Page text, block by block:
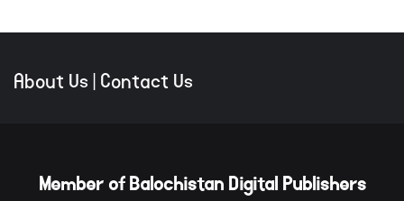
About Us|Contact Us
Member of Balochistan Digital Publishers